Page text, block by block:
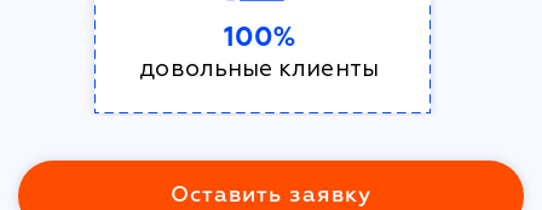
100%
довольные клиенты
Оставить заявку